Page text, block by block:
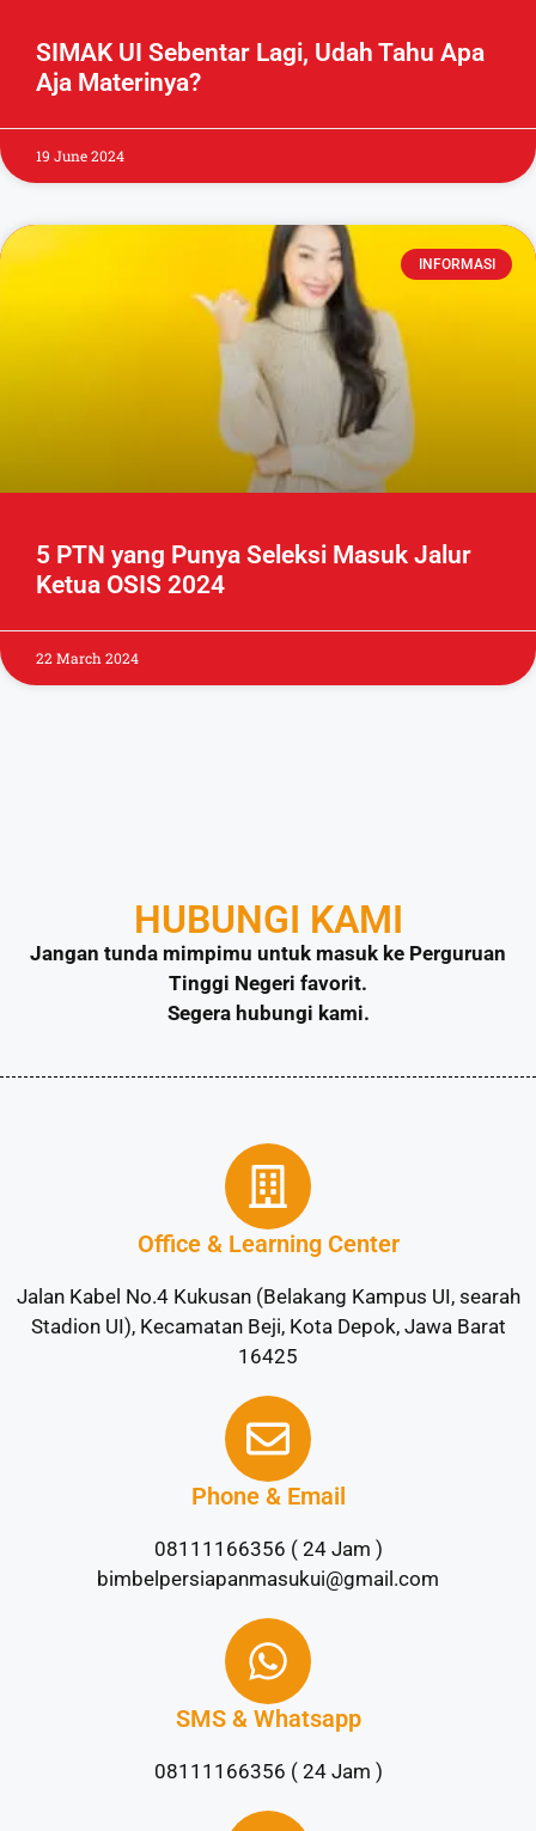
SIMAK UI Sebentar Lagi, Udah Tahu Apa
Aja Materinya?
19 June 2024
INFORMASI
5 PTN yang Punya Seleksi Masuk Jalur
Ketua OSIS 2024
22 March 2024
HUBUNGI KAMI
Jangan tunda mimpimu untuk masuk ke Perguruan
Tinggi Negeri favorit.
Segera hubungi kami.
Office & Learning Center
Jalan Kabel No.4 Kukusan (Belakang Kampus UI, searah
Stadion UI), Kecamatan Beji, Kota Depok, Jawa Barat
16425
Phone & Email
08111166356 ( 24 Jam )
bimbelpersiapanmasukui@gmail.com
SMS & Whatsapp
08111166356 ( 24 Jam )